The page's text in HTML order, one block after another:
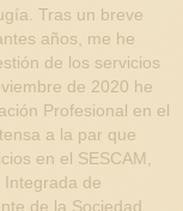
Tras un breve
años, me he
de los servicios
de 2020 he
Profesional en el
a la par que
en el SESCAM,
de
de la Sociedad